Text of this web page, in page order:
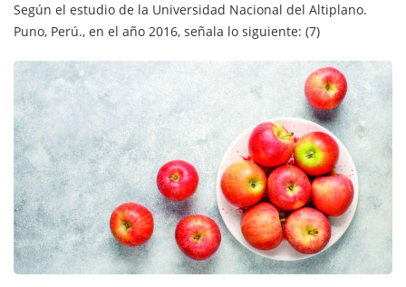
Según el estudio de la Universidad Nacional del Altiplano.
Puno, Perú., en el año 2016, señala lo siguiente: (7)